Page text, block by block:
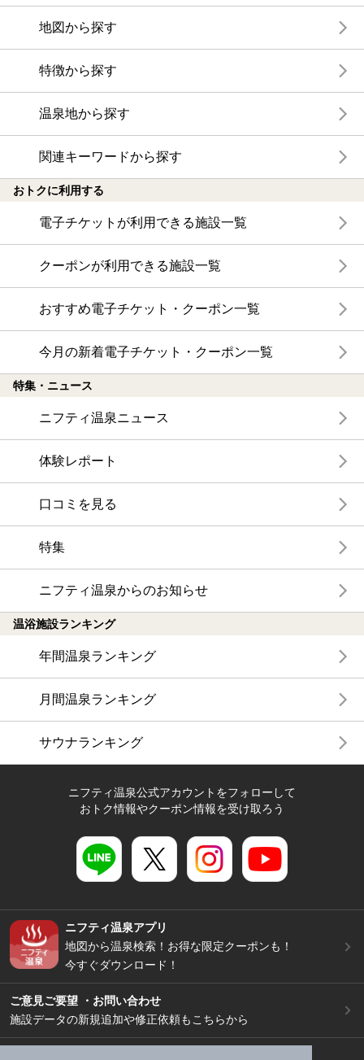
地図から探す
特徴から探す
温泉地から探す
関連キーワードから探す
おトクに利用する
電子チケットが利用できる施設一覧
クーポンが利用できる施設一覧
おすすめ電子チケット・クーポン一覧
今月の新着電子チケット・クーポン一覧
特集・ニュース
ニフティ温泉ニュース
体験レポート
口コミを見る
特集
ニフティ温泉からのお知らせ
温浴施設ランキング
年間温泉ランキング
月間温泉ランキング
サウナランキング
ニフティ温泉公式アカウントをフォローして
おトク情報やクーポン情報を受け取ろう
ニフティ温泉アプリ
地図から温泉検索！お得な限定クーポンも！
今すぐダウンロード！
ご意見ご要望 ・お問い合わせ
施設データの新規追加や修正依頼もこちらから